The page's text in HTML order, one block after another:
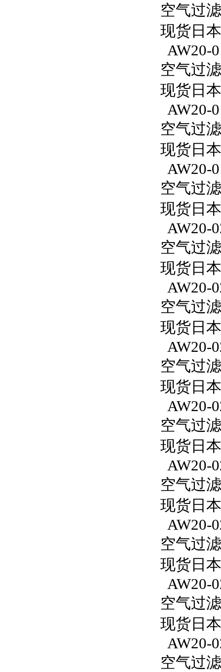
空气过
现货日
AW20-
空气过
现货日
AW20-
空气过
现货日
AW20-
空气过
现货日
AW20-
空气过
现货日
AW20-
空气过
现货日
AW20-
空气过
现货日
AW20-
空气过
现货日
AW20-
空气过
现货日
AW20-
空气过
现货日
AW20-
空气过
现货日
AW20-
空气过